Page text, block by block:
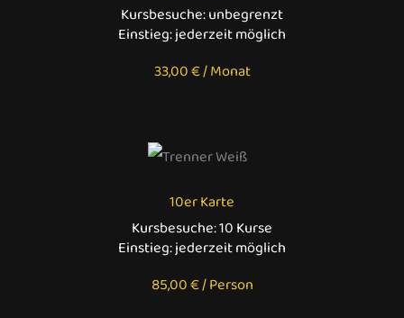
Kursbesuche: unbegrenzt
Einstieg: jederzeit möglich
33,00 € / Monat
10er Karte
Kursbesuche: 10 Kurse
Einstieg: jederzeit möglich
85,00 € / Person